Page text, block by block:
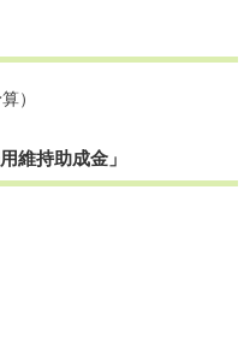
）
維持助成金」